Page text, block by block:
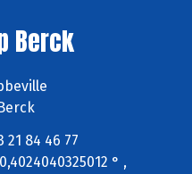
Berck
21 84 46 77
° ,